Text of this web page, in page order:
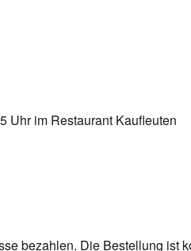
Uhr im Restaurant Kaufleuten
bezahlen. Die Bestellung ist